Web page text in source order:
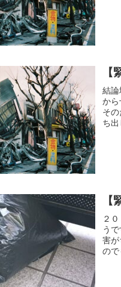
結
から
そ
ち
２
う
害
の